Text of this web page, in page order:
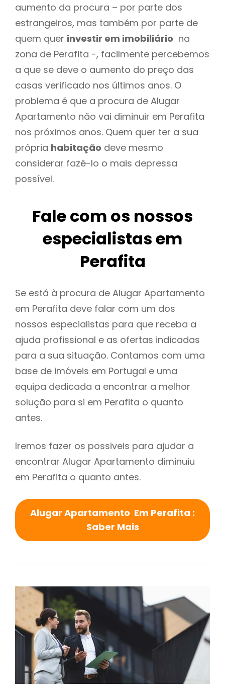
aumento da procura – por parte dos
estrangeiros, mas também por parte de
quem quer investir em imobiliário na
zona de Perafita -, facilmente percebemos
a que se deve o aumento do preço das
casas verificado nos últimos anos. O
problema é que a procura de Alugar
Apartamento não vai diminuir em Perafita
nos próximos anos. Quem quer ter a sua
própria habitação deve mesmo
considerar fazê-lo o mais depressa
possível.
Fale com os nossos
especialistas em
Perafita
Se está à procura de Alugar Apartamento
em Perafita deve falar com um dos
nossos especialistas para que receba a
ajuda profissional e as ofertas indicadas
para a sua situação. Contamos com uma
base de imóveis em Portugal e uma
equipa dedicada a encontrar a melhor
solução para si em Perafita o quanto
antes.
Iremos fazer os possiveis para ajudar a
encontrar Alugar Apartamento diminuiu
em Perafita o quanto antes.
Alugar Apartamento Em Perafita :
Saber Mais